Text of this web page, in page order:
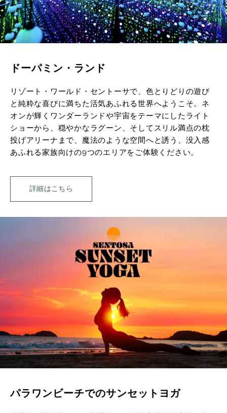
ドーパミン・ランド
リゾート・ワールド・セントーサで、色とりどりの遊び
と純粋な喜びに満ちた活気あふれる世界へようこそ。ネ
オンが輝くワンダーランドや宇宙をテーマにしたライト
ショーから、穏やかなラグーン、そしてスリル満点の枕
投げアリーナまで、魔法のような空間へと誘う、没入感
あふれる家族向けの9つのエリアをご体験ください。
詳細はこちら
パラワンビーチでのサンセットヨガ